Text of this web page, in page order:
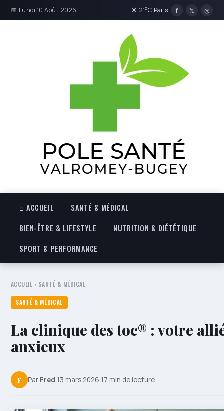
📅 Lundi 10 Août 2026 ☀ 21°C Paris f 𝕏 ◎
⌂ ACCUEIL
SANTÉ & MÉDICAL
BIEN-ÊTRE & LIFESTYLE
NUTRITION & DIÉTÉTIQUE
SPORT & PERFORMANCE
ACCUEIL › SANTÉ & MÉDICAL
SANTÉ & MÉDICAL
La clinique des toc® : votre
anxieux
F Par Fred·13 mars 2026·17 min de lecture